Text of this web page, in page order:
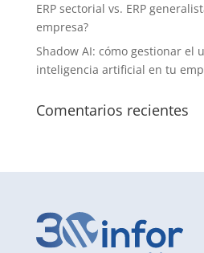
ERP sectorial vs. ERP
empresa?
Shadow AI: cómo gestionar el
inteligencia artificial en tu
Comentarios recientes